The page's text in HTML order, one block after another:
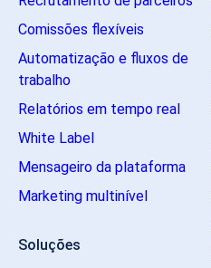
Comissões flexíveis
Automatização e fluxos de
trabalho
Relatórios em tempo real
White Label
Mensageiro da plataforma
Marketing multinível
Soluções